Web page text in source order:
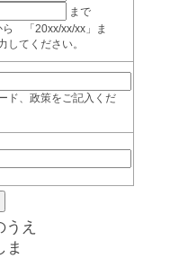
まで
「20xx/xx/xx」ま
てください。
ド、政策をご記入くだ
うえ
ま